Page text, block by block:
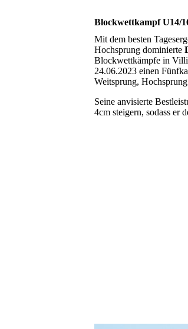
Blockwettkampf U14/
Mit dem besten
Hochsprung dominierte
Blockwettkämpfe in
24.06.2023 einen
Weitsprung,
Seine anvisierte
4cm steigern, sodass er